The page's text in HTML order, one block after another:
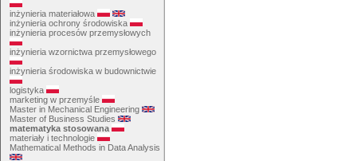
inżynieria materiałowa
inżynieria ochrony środowiska
inżynieria procesów przemysłowych
inżynieria wzornictwa przemysłowego
inżynieria środowiska w budownictwie
logistyka
marketing w przemyśle
Master in Mechanical Engineering
Master of Business Studies
matematyka stosowana
materiały i technologie
Mathematical Methods in Data Analysis